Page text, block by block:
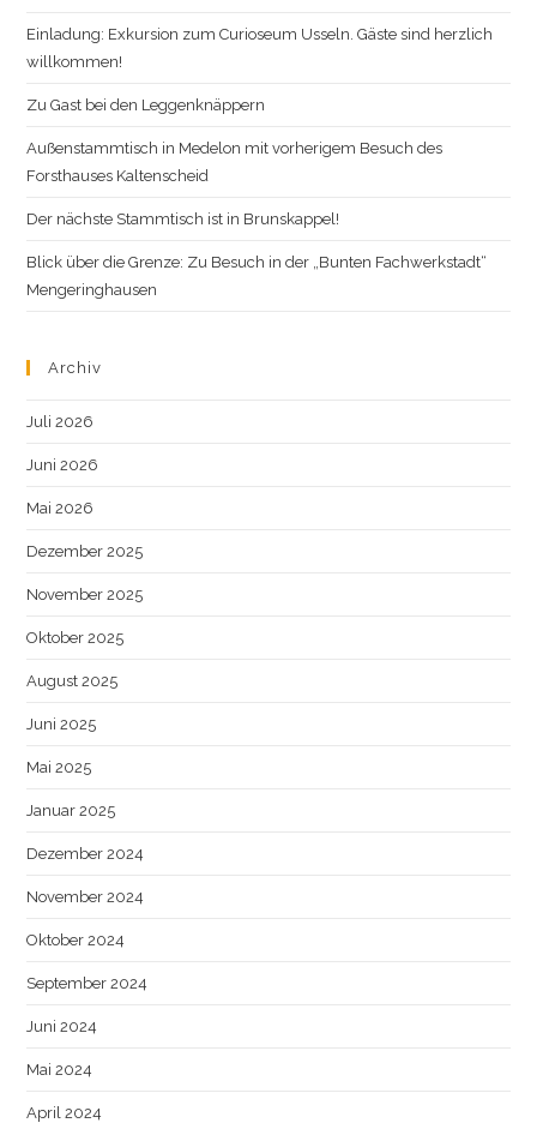
Einladung: Exkursion zum Curioseum Usseln. Gäste sind herzlich
willkommen!
Zu Gast bei den Leggenknäppern
Außenstammtisch in Medelon mit vorherigem Besuch des
Forsthauses Kaltenscheid
Der nächste Stammtisch ist in Brunskappel!
Blick über die Grenze: Zu Besuch in der „Bunten Fachwerkstadt“
Mengeringhausen
Archiv
Juli 2026
Juni 2026
Mai 2026
Dezember 2025
November 2025
Oktober 2025
August 2025
Juni 2025
Mai 2025
Januar 2025
Dezember 2024
November 2024
Oktober 2024
September 2024
Juni 2024
Mai 2024
April 2024